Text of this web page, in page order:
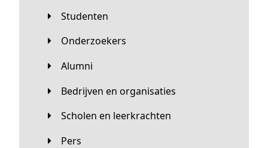
Studenten
Onderzoekers
Alumni
Bedrijven en organisaties
Scholen en leerkrachten
Pers